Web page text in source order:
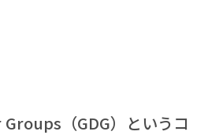
（GDG）というコ